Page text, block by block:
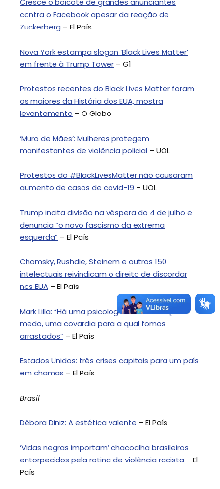
Cresce o boicote de grandes anunciantes
contra o Facebook apesar da reação de
Zuckerberg – El País
Nova York estampa slogan ‘Black Lives Matter’
em frente à Trump Tower – G1
Protestos recentes do Black Lives Matter foram
os maiores da História dos EUA, mostra
levantamento – O Globo
‘Muro de Mães’: Mulheres protegem
manifestantes de violência policial – UOL
Protestos do #BlackLivesMatter não causaram
aumento de casos de covid-19 – UOL
Trump incita divisão na véspera do 4 de julho e
denuncia “o novo fascismo da extrema
esquerda” – El País
Chomsky, Rushdie, Steinem e outros 150
intelectuais reivindicam o direito de discordar
nos EUA – El País
Mark Lilla: “Há uma psicologia de intimidação e
medo, uma covardia para a qual fomos
arrastados” – El País
Estados Unidos: três crises capitais para um país
em chamas – El País
Brasil
Débora Diniz: A estética valente – El País
‘Vidas negras importam’ chacoalha brasileiros
entorpecidos pela rotina de violência racista – El
País